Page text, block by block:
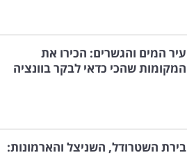
עיר המים והגשרים: הכירו את
המקומות שהכי כדאי לבקר בוונציה
בירת השטרודל, השניצל והארמונות: